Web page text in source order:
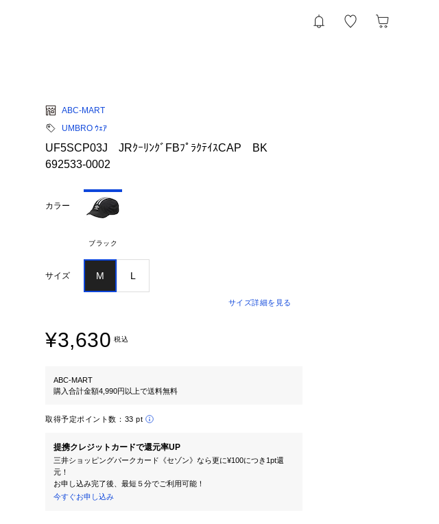
ABC-MART
UMBRO ｳｪｱ
UF5SCP03J JRｸｰﾘﾝｸﾞFBﾌﾟﾗｸﾃｲｽCAP BK
692533-0002
カラー
ブラック
サイズ M L
サイズ詳細を見る
¥3,630 税込
ABC-MART
購入合計金額4,990円以上で送料無料
取得予定ポイント数： 33 pt
提携クレジットカードで還元率UP
三井ショッピングパークカード《セゾン》なら更に¥100につき1pt還
元！
お申し込み完了後、最短５分でご利用可能！
今すぐお申し込み